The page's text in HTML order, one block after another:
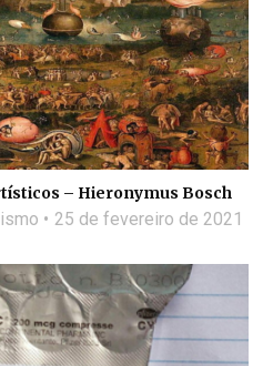
– Hieronymus Bosch
25 de fevereiro de 2021